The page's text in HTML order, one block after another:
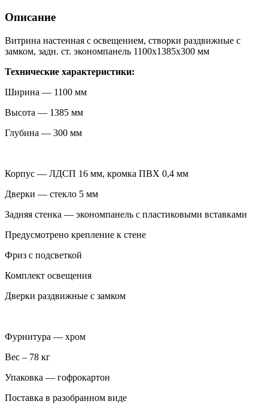
Описание
Витрина настенная с освещением, створки раздвижные с
замком, задн. ст. экономпанель 1100х1385х300 мм
Технические характеристики:
Ширина — 1100 мм
Высота — 1385 мм
Глубина — 300 мм
Корпус — ЛДСП 16 мм, кромка ПВХ 0,4 мм
Дверки — стекло 5 мм
Задняя стенка — экономпанель с пластиковыми вставками
Предусмотрено крепление к стене
Фриз с подсветкой
Комплект освещения
Дверки раздвижные с замком
Фурнитура — хром
Вес – 78 кг
Упаковка — гофрокартон
Поставка в разобранном виде